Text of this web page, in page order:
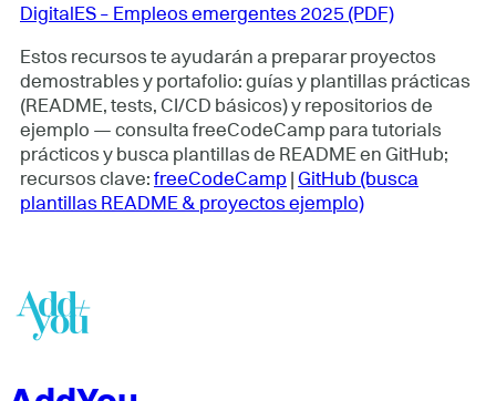
DigitalES – Empleos emergentes 2025 (PDF)
Estos recursos te ayudarán a preparar proyectos
demostrables y portafolio: guías y plantillas prácticas
(README, tests, CI/CD básicos) y repositorios de
ejemplo — consulta freeCodeCamp para tutorials
prácticos y busca plantillas de README en GitHub;
recursos clave: freeCodeCamp
GitHub (busca
plantillas README & proyectos ejemplo)